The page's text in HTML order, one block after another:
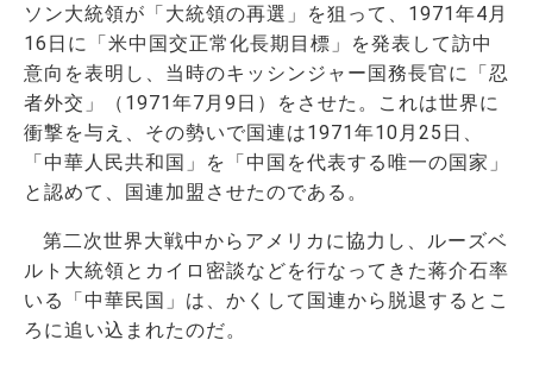
ソン大統領が「大統領の再選」を狙って、1971年4月
16日に「米中国交正常化長期目標」を発表して訪中
意向を表明し、当時のキッシンジャー国務長官に「忍
者外交」（1971年7月9日）をさせた。これは世界に
衝撃を与え、その勢いで国連は1971年10月25日、
「中華人民共和国」を「中国を代表する唯一の国家」
と認めて、国連加盟させたのである。
第二次世界大戦中からアメリカに協力し、ルーズベ
ルト大統領とカイロ密談などを行なってきた蒋介石率
いる「中華民国」は、かくして国連から脱退するとこ
ろに追い込まれたのだ。